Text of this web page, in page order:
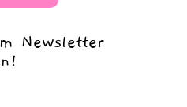
Newsletter